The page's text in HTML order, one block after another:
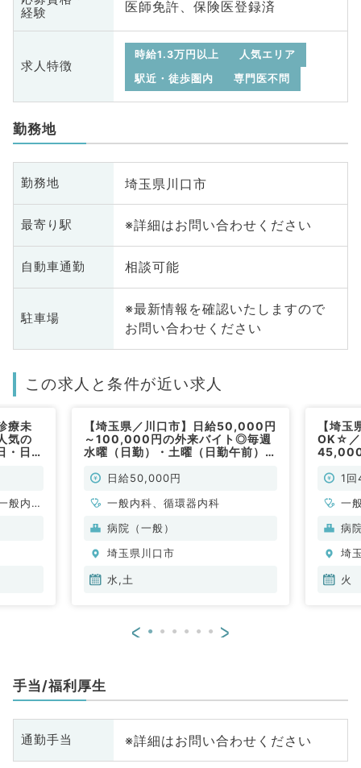
経験
医師免許、保険医登録済
求人特徴
時給1.3万円以上
人気エリア
駅近・徒歩圏内
専門医不問
勤務地
勤務地 埼玉県川口市
最寄り駅 ※詳細はお問い合わせください
自動車通勤 相談可能
駐車場
※最新情報を確認いたしますので
お問い合わせください
この求人と条件が近い求人
療未
気の
・日給
般内
【埼玉県／川口市】日給50,000円
～100,000円の外来バイト◎毎週
水曜（日勤）・土曜（日勤午前）勤
循環器内科／非常勤）
日給50,000円
一般内科、循環器内科
病院（一般）
埼玉県川口市
水,土
【埼
OK☆／
45,000
1
一
病
埼
火
< >
手当/福利厚生
通勤手当 ※詳細はお問い合わせください